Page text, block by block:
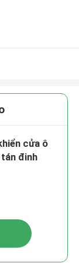
cửa ô
đinh